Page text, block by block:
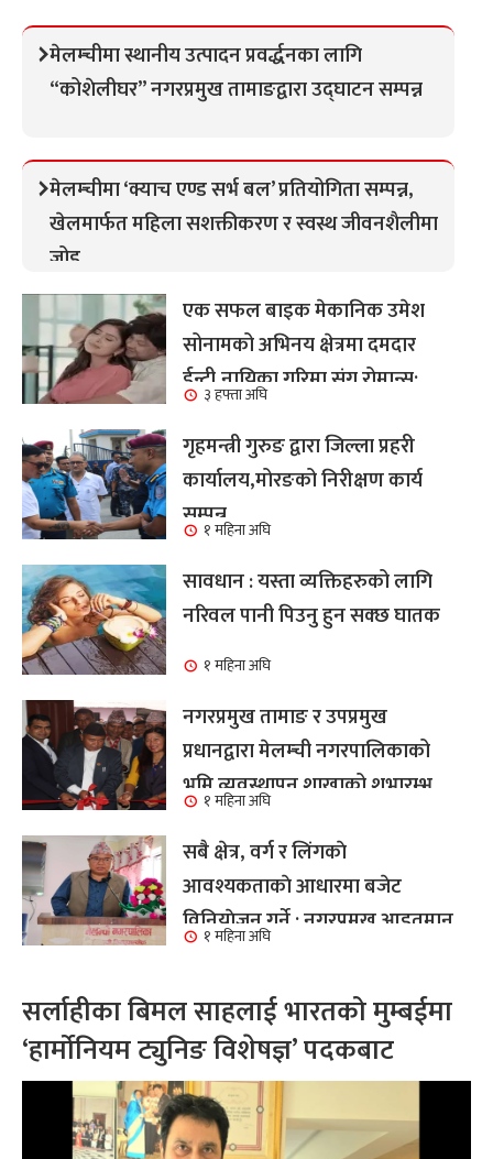
मेलम्चीमा स्थानीय उत्पादन प्रवर्द्धनका लागि
“कोशेलीघर” नगरप्रमुख तामाङद्वारा उद्घाटन सम्पन्न
मेलम्चीमा ‘क्याच एण्ड सर्भ बल’ प्रतियोगिता सम्पन्न,
खेलमार्फत महिला सशक्तीकरण र स्वस्थ जीवनशैलीमा
जोड
एक सफल बाइक मेकानिक उमेश
सोनामको अभिनय क्षेत्रमा दमदार
ईन्ट्री,नायिका गरिमा संग रोमान्स:
हेर्नुहोस भिडियो ।
३ हफ्ता अघि
गृहमन्त्री गुरुङ द्वारा जिल्ला प्रहरी
कार्यालय,मोरङको निरीक्षण कार्य
सम्पन्न१ महिना अघि
सावधान : यस्ता व्यक्तिहरुको लागि
नरिवल पानी पिउनु हुन सक्छ घातक
१ महिना अघि
नगरप्रमुख तामाङ र उपप्रमुख
प्रधानद्वारा मेलम्ची नगरपालिकाको
भूमि व्यवस्थापन शाखाको शुभारम्भ
कार्य सम्पन्न
१ महिना अघि
सबै क्षेत्र, वर्ग र लिंगकाे
आवश्यकताकाे आधारमा बजेट
विनियाेजन गर्ने : नगरप्रमुख आइतमान
तामाङ
१ महिना अघि
सर्लाहीका बिमल साहलाई भारतको मुम्बईमा
‘हार्मोनियम ट्युनिङ विशेषज्ञ’ पदकबाट
सम्मानित